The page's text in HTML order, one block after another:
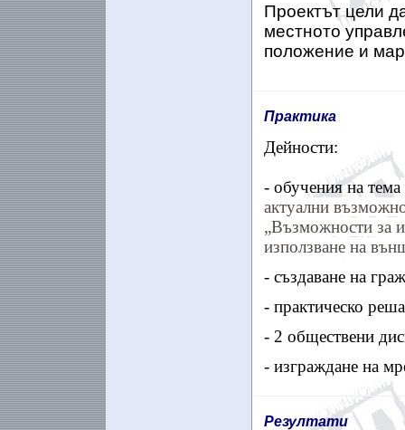
Проектът цели
местното
положение и
Практика
Дейности:
- обучения на тема
актуални
„Възможности за
използване на
- създаване на
- практическо
- 2 обществени
- изграждане на
Резултати